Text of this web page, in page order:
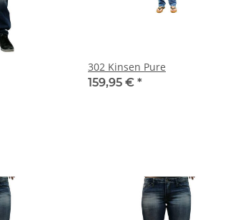
302 Kinsen Pure
159,95 € *